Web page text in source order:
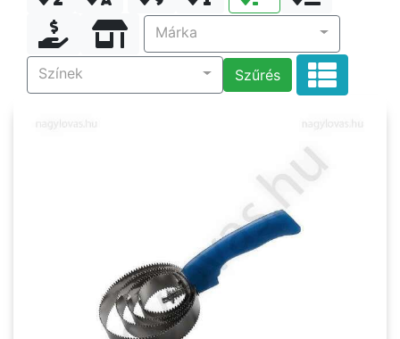
Márka
Színek Szűrés